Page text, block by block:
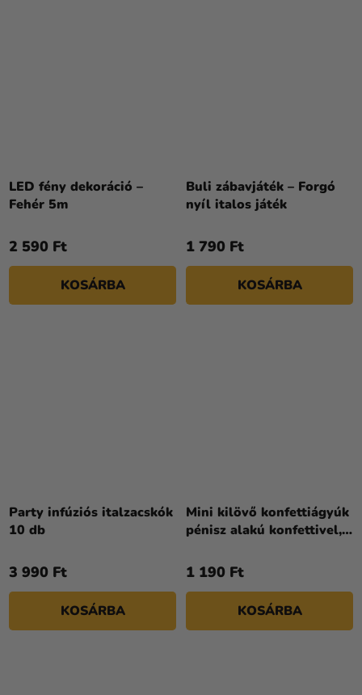
LED fény dekoráció –
Fehér 5m
2 590 Ft
KOSÁRBA
Buli zábavjáték – Forgó
nyíl italos játék
1 790 Ft
KOSÁRBA
Party infúziós italzacskók
10 db
3 990 Ft
KOSÁRBA
Mini kilövő konfettiágyúk
pénisz alakú konfettivel,
1 190 Ft
KOSÁRBA